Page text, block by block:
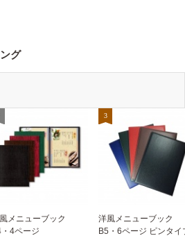
グ
メニューブック
4ページ
洋風メニューブック
B5・6ページ ピンタイ